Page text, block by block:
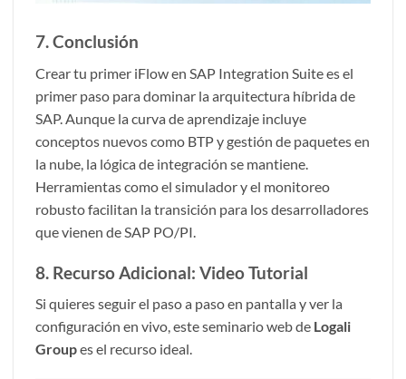
7. Conclusión
Crear tu primer iFlow en SAP Integration Suite es el
primer paso para dominar la arquitectura híbrida de
SAP. Aunque la curva de aprendizaje incluye
conceptos nuevos como BTP y gestión de paquetes en
la nube, la lógica de integración se mantiene.
Herramientas como el simulador y el monitoreo
robusto facilitan la transición para los desarrolladores
que vienen de SAP PO/PI.
8. Recurso Adicional: Video Tutorial
Si quieres seguir el paso a paso en pantalla y ver la
configuración en vivo, este seminario web de Logali
Groupes el recurso ideal.